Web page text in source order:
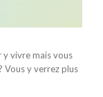
y vivre mais vous
Vous y verrez plus